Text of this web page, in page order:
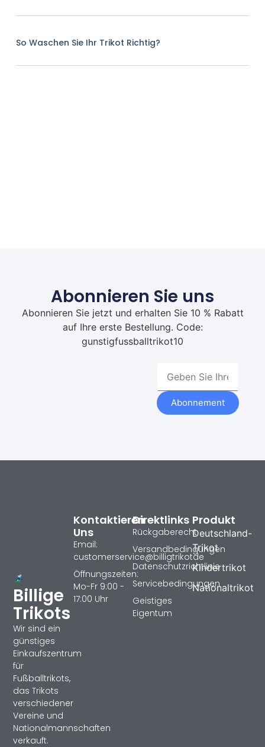
So Waschen Sie Ihr Trikot Richtig?
Abonnieren Sie uns
Abonnieren Sie jetzt und erhalten Sie 10 % Rabatt
auf Ihre erste Bestellung. Code:
gunstigfussballtrikot10
Abonnement
Billige
Trikots
Wir sind ein
günstiges
Einkaufszentrum
für
Fußballtrikots,
das Trikots
verschiedener
Vereine und
Nationalmannschaften
verkauft.
Produkt
Deutschland-
Trikot
Kindertrikot
Nationaltrikot
Direktlinks
Rückgaberecht
Versandbedingungen
Datenschutzrichtlinie
Servicebedingungen
Geistiges
Eigentum
Kontaktieren
Uns
Email:
customerservice@billigtrikotde
Öffnungszeiten:
Mo-Fr 9:00 -
17:00 Uhr